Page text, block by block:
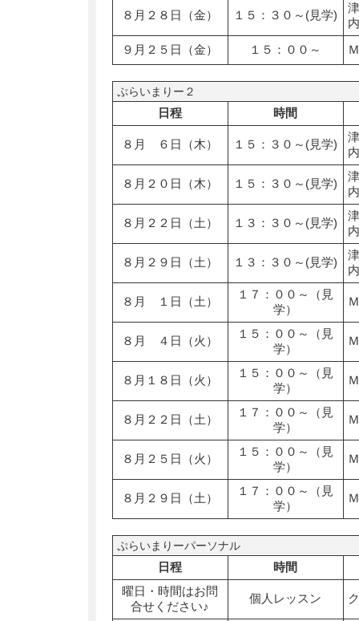
８月２８日（金） １５：３０～(見学)
９月２５日（金）
１５：００～
ぷらいまりー２
日程 時間
８月 ６日（木） １５：３０～(見学)
８月２０日（木） １５：３０～(見学)
８月２２日（土） １３：３０～(見学)
８月２９日（土） １３：３０～(見学)
８月 １日（土）
１７：００～（見
学）
８月 ４日（火）
１５：００～（見
学）
８月１８日（火）
１５：００～（見
学）
８月２２日（土）
１７：００～（見
学）
８月２５日（火）
１５：００～（見
学）
８月２９日（土）
１７：００～（見
学）
ぷらいまりーパーソナル
日程
時間
曜日・時間はお問
合せください♪
個人レッスン